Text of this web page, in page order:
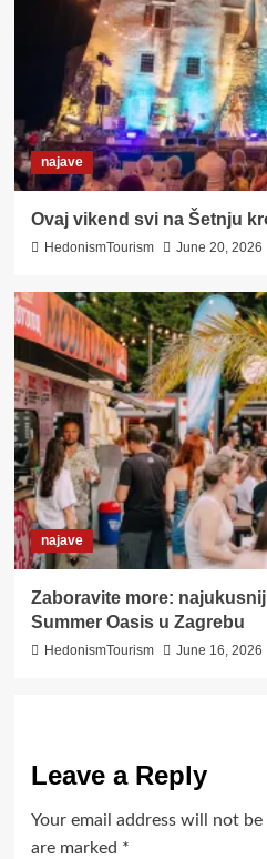
najave
Ovaj vikend svi na Šetnju
HedonismTourism June 20, 2026
najave
Zaboravite more:
Summer Oasis u Zagrebu
HedonismTourism June 16, 2026
Leave a Reply
Your email address will not be
are marked *